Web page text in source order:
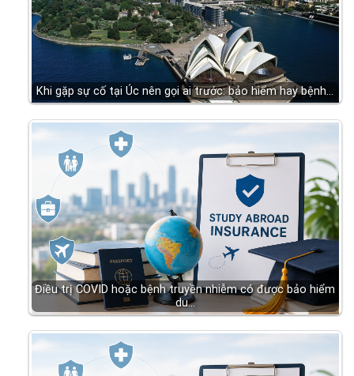
Khi gặp sự cố tại Úc nên gọi ai trước: bảo hiểm hay bệnh…
Điều trị COVID hoặc bệnh truyền nhiễm có được bảo hiểm
du…